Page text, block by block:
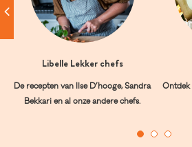
Libelle Lekker chefs
De recepten van Ilse D’hooge, Sandra
Bekkari en al onze andere chefs.
Ontdek